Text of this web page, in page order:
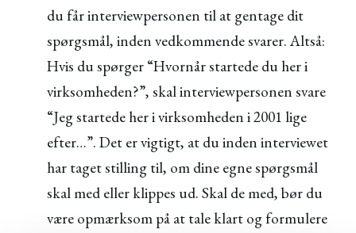
du får interviewpersonen til at gentage dit
spørgsmål, inden vedkommende svarer. Altså:
Hvis du spørger “Hvornår startede du her i
virksomheden?”, skal interviewpersonen svare
“Jeg startede her i virksomheden i 2001 lige
efter…”. Det er vigtigt, at du inden interviewet
har taget stilling til, om dine egne spørgsmål
skal med eller klippes ud. Skal de med, bør du
være opmærksom på at tale klart og formulere